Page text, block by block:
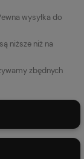
wysyłka do
niższe niż na
zbędnych